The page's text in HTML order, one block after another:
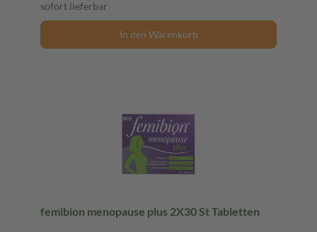
sofort lieferbar
In den Warenkorb
femibion menopause plus 2X30 St Tabletten